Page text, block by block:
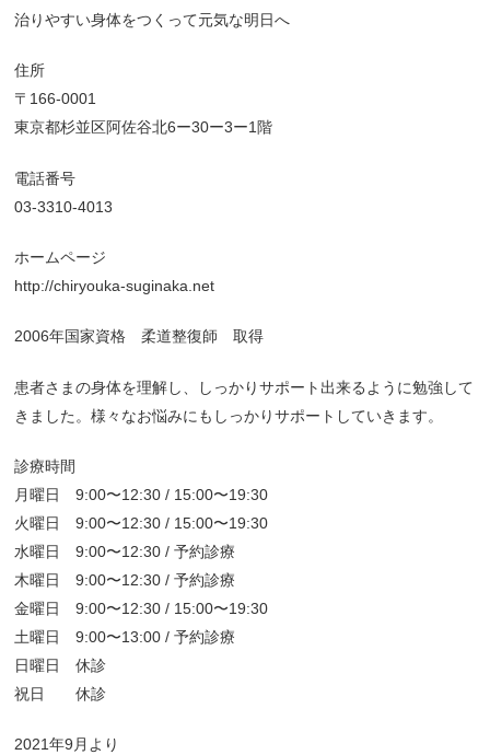
治りやすい身体をつくって元気な明日へ
住所
〒166-0001
東京都杉並区阿佐谷北6ー30ー3ー1階
電話番号
03-3310-4013
ホームページ
http://chiryouka-suginaka.net
2006年国家資格 柔道整復師 取得
患者さまの身体を理解し、しっかりサポート出来るように勉強して
きました。様々なお悩みにもしっかりサポートしていきます。
診療時間
月曜日 9:00〜12:30 / 15:00〜19:30
火曜日 9:00〜12:30 / 15:00〜19:30
水曜日 9:00〜12:30 / 予約診療
木曜日 9:00〜12:30 / 予約診療
金曜日 9:00〜12:30 / 15:00〜19:30
土曜日 9:00〜13:00 / 予約診療
日曜日 休診
祝日 休診
2021年9月より